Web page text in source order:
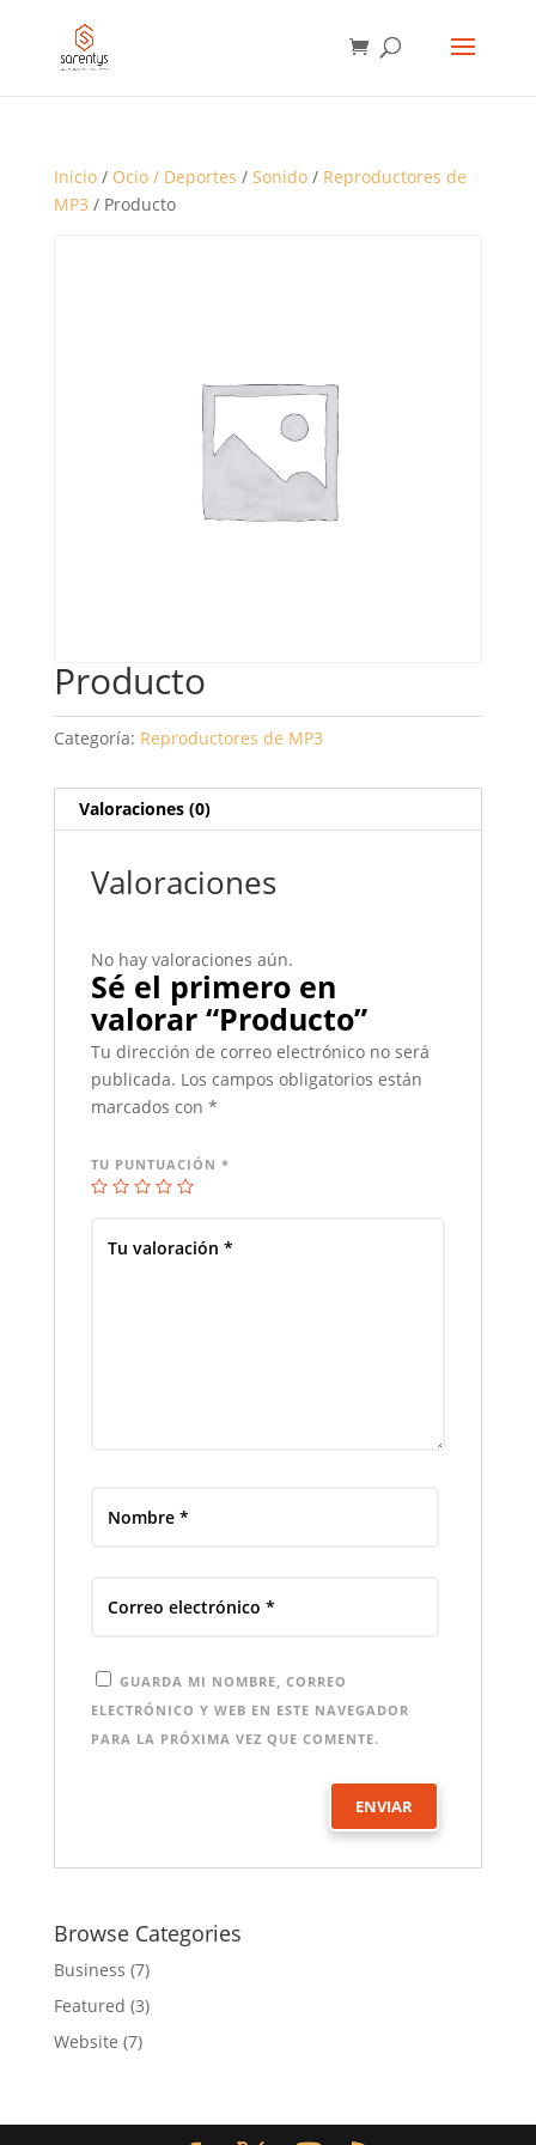
PRODUCTOS
Inicio/ Ocio / Deportes / Sonido/ Reproductores de
MP3 / Producto
Producto
Categoría: Reproductores de MP3
Valoraciones (0)
Valoraciones
No hay valoraciones aún.
Sé el primero en
valorar “Producto”
Tu dirección de correo electrónico no será
publicada. Los campos obligatorios están
marcados con *
TU PUNTUACIÓN *
GUARDA MI NOMBRE, CORREO
ELECTRÓNICO Y WEB EN ESTE NAVEGADOR
PARA LA PRÓXIMA VEZ QUE COMENTE.
Browse Categories
Business (7)
Featured (3)
Website (7)